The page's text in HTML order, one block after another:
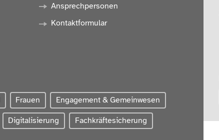
Ansprechpersonen
Kontaktformular
Frauen Engagement & Gemeinwesen
Digitalisierung Fachkräftesicherung